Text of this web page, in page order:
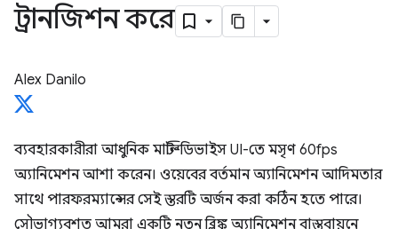
ট্রানজিশন করে
Alex Danilo
ব্যবহারকারীরা আধুনিক মাল্টি-ডিভাইস UI-তে মসৃণ 60fps
অ্যানিমেশন আশা করেন। ওয়েবের বর্তমান অ্যানিমেশন আদিমতার
সাথে পারফরম্যান্সের সেই স্তরটি অর্জন করা কঠিন হতে পারে।
সৌভাগ্যবশত আমরা একটি নতুন ব্লিঙ্ক অ্যানিমেশন বাস্তবায়নে